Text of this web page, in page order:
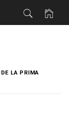
LA PRIMA